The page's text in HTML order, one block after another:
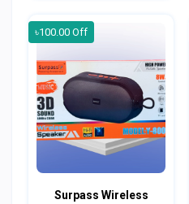
৳100.00 Off
Surpass Wireless